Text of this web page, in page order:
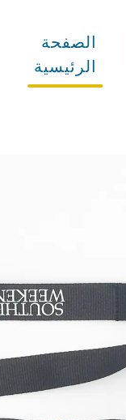
الصفحة
الرئيسية